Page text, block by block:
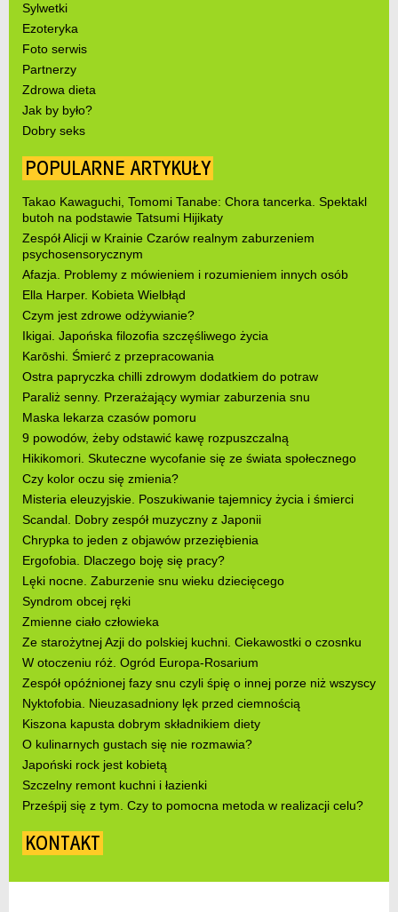
Sylwetki
Ezoteryka
Foto serwis
Partnerzy
Zdrowa dieta
Jak by było?
Dobry seks
POPULARNE ARTYKUŁY
Takao Kawaguchi, Tomomi Tanabe: Chora tancerka. Spektakl
butoh na podstawie Tatsumi Hijikaty
Zespół Alicji w Krainie Czarów realnym zaburzeniem
psychosensorycznym
Afazja. Problemy z mówieniem i rozumieniem innych osób
Ella Harper. Kobieta Wielbłąd
Czym jest zdrowe odżywianie?
Ikigai. Japońska filozofia szczęśliwego życia
Karōshi. Śmierć z przepracowania
Ostra papryczka chilli zdrowym dodatkiem do potraw
Paraliż senny. Przerażający wymiar zaburzenia snu
Maska lekarza czasów pomoru
9 powodów, żeby odstawić kawę rozpuszczalną
Hikikomori. Skuteczne wycofanie się ze świata społecznego
Czy kolor oczu się zmienia?
Misteria eleuzyjskie. Poszukiwanie tajemnicy życia i śmierci
Scandal. Dobry zespół muzyczny z Japonii
Chrypka to jeden z objawów przeziębienia
Ergofobia. Dlaczego boję się pracy?
Lęki nocne. Zaburzenie snu wieku dziecięcego
Syndrom obcej ręki
Zmienne ciało człowieka
Ze starożytnej Azji do polskiej kuchni. Ciekawostki o czosnku
W otoczeniu róż. Ogród Europa-Rosarium
Zespół opóźnionej fazy snu czyli śpię o innej porze niż wszyscy
Nyktofobia. Nieuzasadniony lęk przed ciemnością
Kiszona kapusta dobrym składnikiem diety
O kulinarnych gustach się nie rozmawia?
Japoński rock jest kobietą
Szczelny remont kuchni i łazienki
Prześpij się z tym. Czy to pomocna metoda w realizacji celu?
KONTAKT